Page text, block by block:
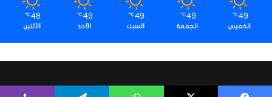
49
℃
الخميس
49
℃
الجمعة
49
℃
السبت
49
℃
الأحد
48
℃
الأثنين